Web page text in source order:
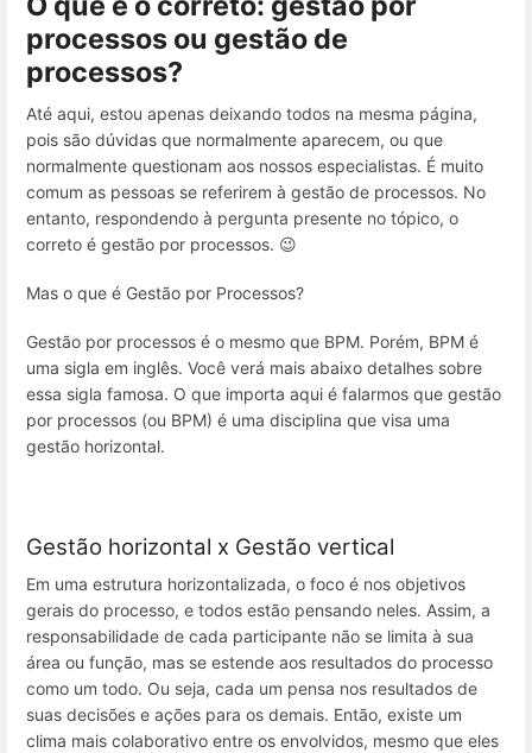
processos ou gestão de
processos?
Até aqui, estou apenas deixando todos na mesma página,
pois são dúvidas que normalmente aparecem, ou que
normalmente questionam aos nossos especialistas. É muito
comum as pessoas se referirem à gestão de processos. No
entanto, respondendo à pergunta presente no tópico, o
correto é gestão por processos. 😉
Mas o que é Gestão por Processos?
Gestão por processos é o mesmo que BPM. Porém, BPM é
uma sigla em inglês. Você verá mais abaixo detalhes sobre
essa sigla famosa. O que importa aqui é falarmos que gestão
por processos (ou BPM) é uma disciplina que visa uma
gestão horizontal.
Gestão horizontal x Gestão vertical
Em uma estrutura horizontalizada, o foco é nos objetivos
gerais do processo, e todos estão pensando neles. Assim, a
responsabilidade de cada participante não se limita à sua
área ou função, mas se estende aos resultados do processo
como um todo. Ou seja, cada um pensa nos resultados de
suas decisões e ações para os demais. Então, existe um
clima mais colaborativo entre os envolvidos, mesmo que eles